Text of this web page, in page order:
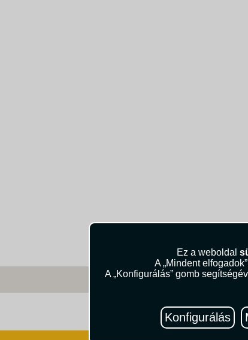
Ez a weboldal
A „Mindent
A „Konfigurálás” gomb
Konfigurálás